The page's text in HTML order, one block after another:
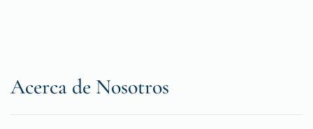
Acerca de Nosotros